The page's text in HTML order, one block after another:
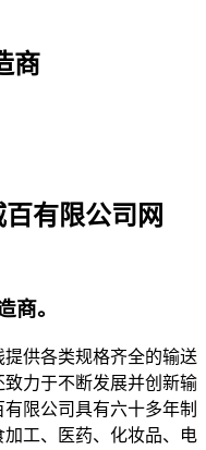
商
有限公司网
商。
提供各类规格齐全的输送
力于不断发展并创新输
限公司具有六十多年制
工、医药、化妆品、电